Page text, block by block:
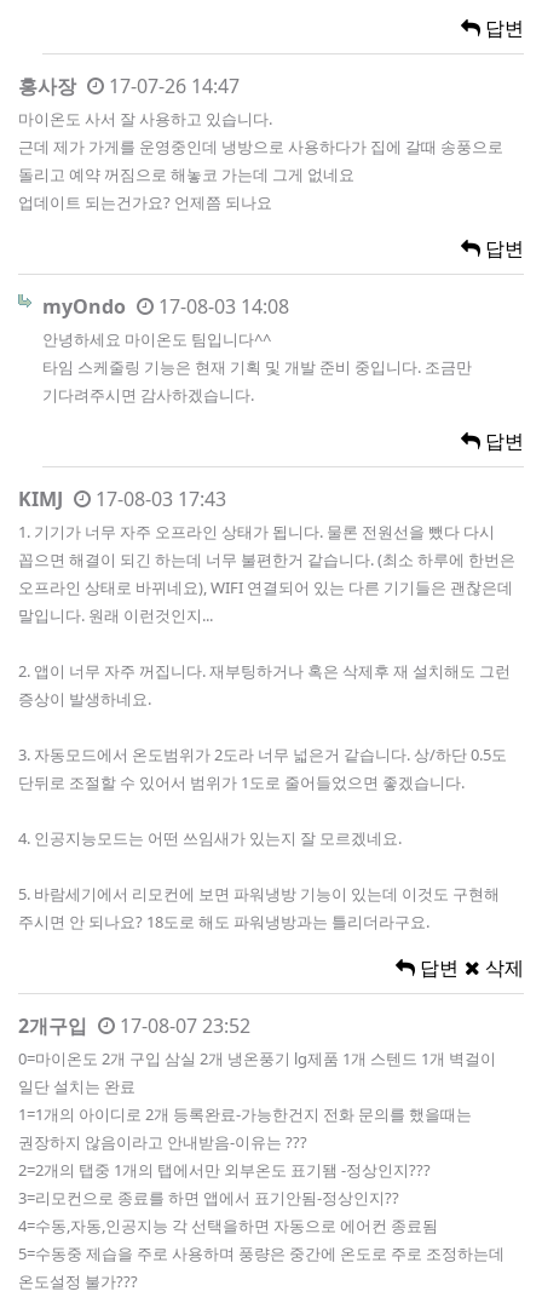
답변
홍사장 17-07-26 14:47
마이온도 사서 잘 사용하고 있습니다.
근데 제가 가게를 운영중인데 냉방으로 사용하다가 집에 갈때 송풍으로
돌리고 예약 꺼짐으로 해놓코 가는데 그게 없네요
업데이트 되는건가요? 언제쯤 되나요
답변
myOndo 17-08-03 14:08
안녕하세요 마이온도 팀입니다^^
타임 스케줄링 기능은 현재 기획 및 개발 준비 중입니다. 조금만
기다려주시면 감사하겠습니다.
답변
KIMJ 17-08-03 17:43
1. 기기가 너무 자주 오프라인 상태가 됩니다. 물론 전원선을 뺐다 다시
꼽으면 해결이 되긴 하는데 너무 불편한거 같습니다. (최소 하루에 한번은
오프라인 상태로 바뀌네요), WIFI 연결되어 있는 다른 기기들은 괜찮은데
말입니다. 원래 이런것인지...
2. 앱이 너무 자주 꺼집니다. 재부팅하거나 혹은 삭제후 재 설치해도 그런
증상이 발생하네요.
3. 자동모드에서 온도범위가 2도라 너무 넓은거 같습니다. 상/하단 0.5도
단뒤로 조절할 수 있어서 범위가 1도로 줄어들었으면 좋겠습니다.
4. 인공지능모드는 어떤 쓰임새가 있는지 잘 모르겠네요.
5. 바람세기에서 리모컨에 보면 파워냉방 기능이 있는데 이것도 구현해
주시면 안 되나요? 18도로 해도 파워냉방과는 틀리더라구요.
답변 삭제
2개구입 17-08-07 23:52
0=마이온도 2개 구입 삼실 2개 냉온풍기 lg제품 1개 스텐드 1개 벽걸이
일단 설치는 완료
1=1개의 아이디로 2개 등록완료-가능한건지 전화 문의를 했을때는
권장하지 않음이라고 안내받음-이유는 ???
2=2개의 탭중 1개의 탭에서만 외부온도 표기됌 -정상인지???
3=리모컨으로 종료를 하면 앱에서 표기안됨-정상인지??
4=수동,자동,인공지능 각 선택을하면 자동으로 에어컨 종료됨
5=수동중 제습을 주로 사용하며 풍량은 중간에 온도로 주로 조정하는데
온도설정 불가???